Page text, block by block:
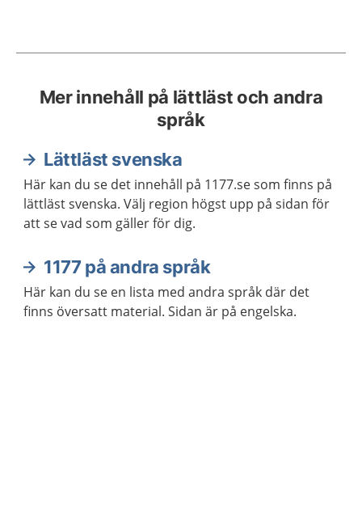
Mer innehåll på lättläst och andra
språk
Lättläst svenska
Här kan du se det innehåll på 1177.se som finns på
lättläst svenska. Välj region högst upp på sidan för
att se vad som gäller för dig.
1177 på andra språk
Här kan du se en lista med andra språk där det
finns översatt material. Sidan är på engelska.